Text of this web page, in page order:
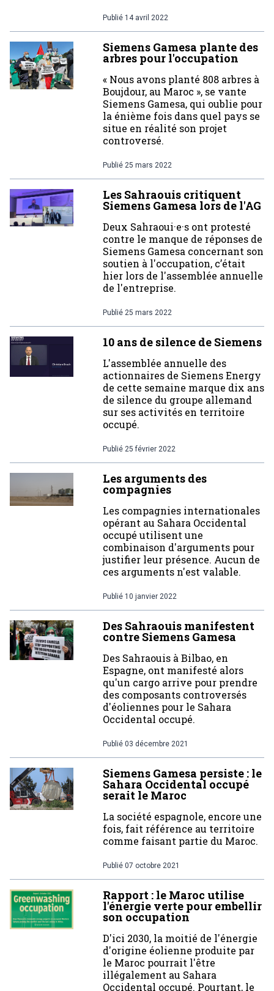
Publié 14 avril 2022
Siemens Gamesa plante des
arbres pour l'occupation
« Nous avons planté 808 arbres à
Boujdour, au Maroc », se vante
Siemens Gamesa, qui oublie pour
la énième fois dans quel pays se
situe en réalité son projet
controversé.
Publié 25 mars 2022
Les Sahraouis critiquent
Siemens Gamesa lors de l'AG
Deux Sahraoui·e·s ont protesté
contre le manque de réponses de
Siemens Gamesa concernant son
soutien à l'occupation, c’était
hier lors de l'assemblée annuelle
de l'entreprise.
Publié 25 mars 2022
10 ans de silence de Siemens
L'assemblée annuelle des
actionnaires de Siemens Energy
de cette semaine marque dix ans
de silence du groupe allemand
sur ses activités en territoire
occupé.
Publié 25 février 2022
Les arguments des
compagnies
Les compagnies internationales
opérant au Sahara Occidental
occupé utilisent une
combinaison d'arguments pour
justifier leur présence. Aucun de
ces arguments n'est valable.
Publié 10 janvier 2022
Des Sahraouis manifestent
contre Siemens Gamesa
Des Sahraouis à Bilbao, en
Espagne, ont manifesté alors
qu'un cargo arrive pour prendre
des composants controversés
d'éoliennes pour le Sahara
Occidental occupé.
Publié 03 décembre 2021
Siemens Gamesa persiste : le
Sahara Occidental occupé
serait le Maroc
La société espagnole, encore une
fois, fait référence au territoire
comme faisant partie du Maroc.
Publié 07 octobre 2021
Rapport : le Maroc utilise
l'énergie verte pour embellir
son occupation
D'ici 2030, la moitié de l'énergie
d'origine éolienne produite par
le Maroc pourrait l'être
illégalement au Sahara
Occidental occupé. Pourtant, le